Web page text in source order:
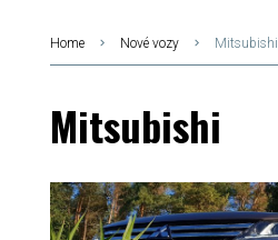
Home Nové vozy Mitsubishi
Mitsubishi